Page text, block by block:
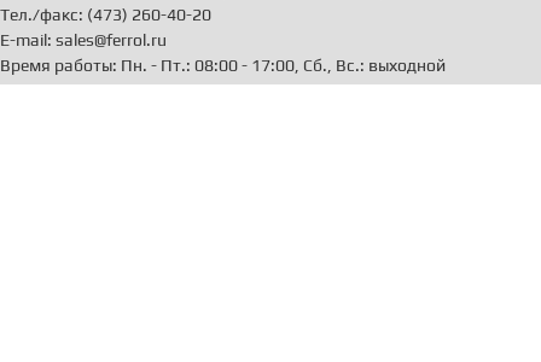
Тел./факс: (473) 260-40-20
E-mail: sales@ferrol.ru
Время работы: Пн. - Пт.: 08:00 - 17:00, Сб., Вс.: выходной